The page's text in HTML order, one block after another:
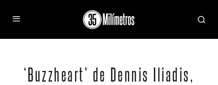
‘Buzzheart’ de Dennis Iliadis,